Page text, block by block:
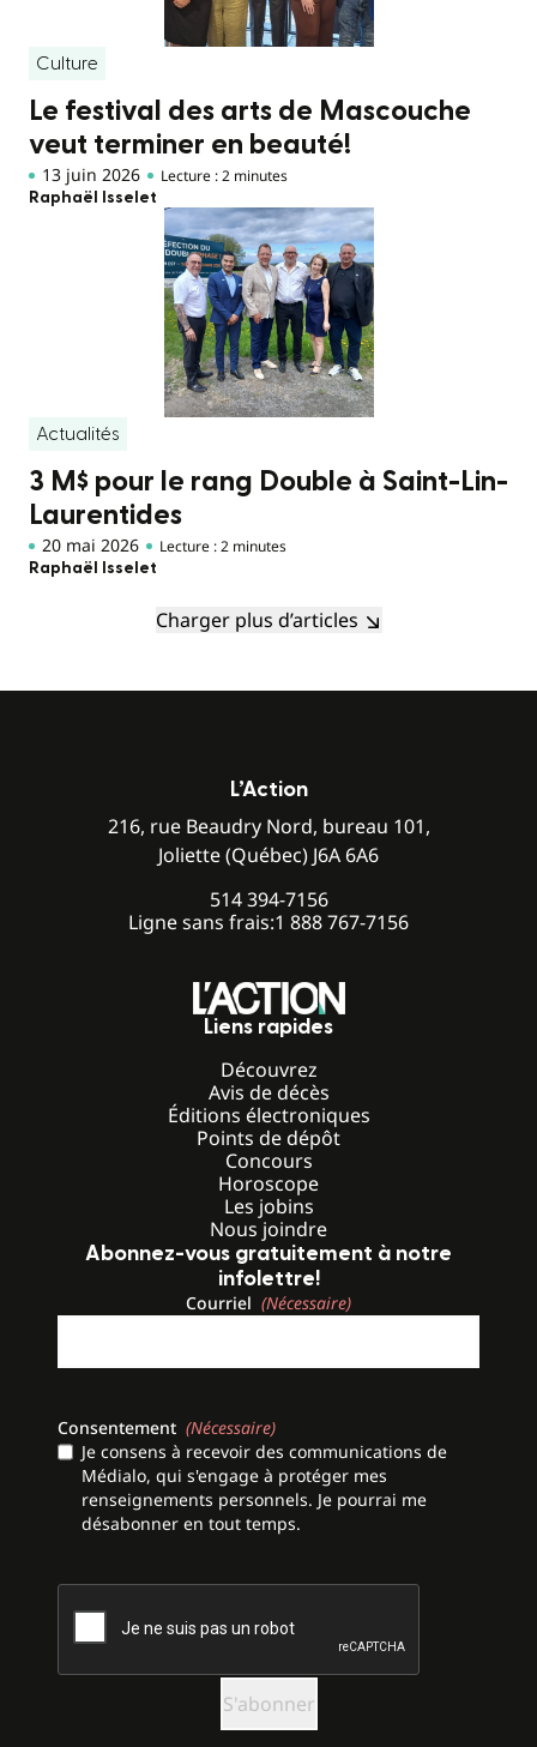
Culture
Le festival des arts de Mascouche
veut terminer en beauté!
13 juin 2026 Lecture : 2 minutes
Raphaël Isselet
Actualités
3 M$ pour le rang Double à Saint-Lin-
Laurentides
20 mai 2026 Lecture : 2 minutes
Raphaël Isselet
Charger plus d’articles
L’Action
216, rue Beaudry Nord, bureau 101,
Joliette (Québec) J6A 6A6
514 394-7156
Ligne sans frais:1 888 767-7156
Liens rapides
Découvrez
Avis de décès
Éditions électroniques
Points de dépôt
Concours
Horoscope
Les jobins
Nous joindre
Abonnez-vous gratuitement à notre
infolettre!
Courriel (Nécessaire)
Consentement (Nécessaire)
Je consens à recevoir des communications de
Médialo, qui s'engage à protéger mes
renseignements personnels. Je pourrai me
désabonner en tout temps.